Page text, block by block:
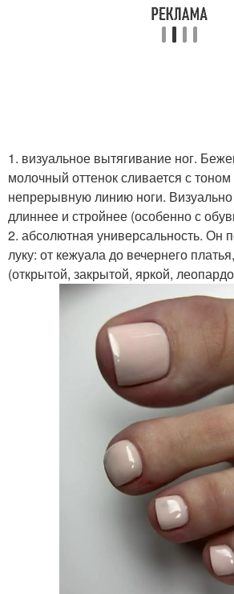
1. визуальное вытягивание ног.
молочный оттенок сливается с
непрерывную линию ноги. Визуально
длиннее и стройнее (особенно с
2. абсолютная универсальность. Он
луку: от кежуала до вечернего
(открытой, закрытой, яркой,